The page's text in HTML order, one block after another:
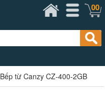
00
Bếp từ Canzy CZ-400-2GB